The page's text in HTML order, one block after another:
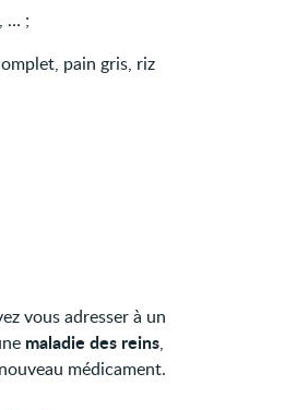
… ;
pain gris, riz
vous adresser à un
maladie des reins,
médicament.